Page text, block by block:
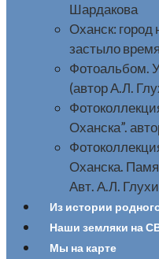
Шардакова
Оханск: город
застыло время
Фотоальбом.
(автор А.Л.
Оханска”.
Оханска.
Авт. А.Л.
Из истории
Наши земляки на
Мы на карте